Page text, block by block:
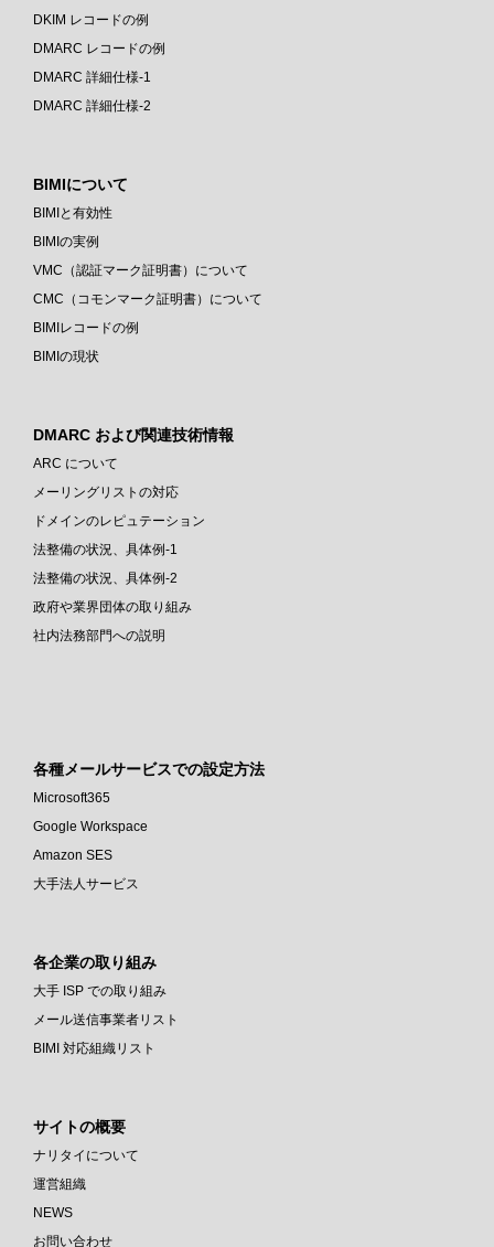
DKIM レコードの例
DMARC レコードの例
DMARC 詳細仕様-1
DMARC 詳細仕様-2
BIMIについて
BIMIと有効性
BIMIの実例
VMC（認証マーク証明書）について
CMC（コモンマーク証明書）について
BIMIレコードの例
BIMIの現状
DMARC および関連技術情報
ARC について
メーリングリストの対応
ドメインのレピュテーション
法整備の状況、具体例-1
法整備の状況、具体例-2
政府や業界団体の取り組み
社内法務部門への説明
各種メールサービスでの設定方法
Microsoft365
Google Workspace
Amazon SES
大手法人サービス
各企業の取り組み
大手 ISP での取り組み
メール送信事業者リスト
BIMI 対応組織リスト
サイトの概要
ナリタイについて
運営組織
NEWS
お問い合わせ